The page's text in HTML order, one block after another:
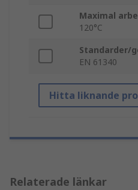
Maximal
120°C
Standarder/
EN 61340
Hitta liknande
Relaterade länkar